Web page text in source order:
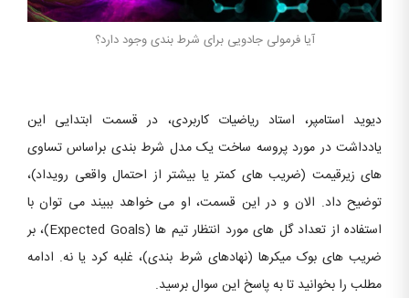
آیا فرمولی جادویی برای شرط بندی وجود دارد؟
دیوید استامپر، استاد ریاضیات کاربردی، در قسمت ابتدایی این
یادداشت در مورد پروسه ساخت یک مدل شرط بندی براساس تساوی
های زیرقیمت (ضریب های کمتر یا بیشتر از احتمال واقعی رویداد)،
توضیح داد. الان و در این قسمت، او می خواهد ببیند می توان با
استفاده از تعداد گل های مورد انتظار تیم ها (Expected Goals)، بر
ضریب های بوک میکرها (نهادهای شرط بندی)، غلبه کرد یا نه. ادامه
مطلب را بخوانید تا به پاسخ این سوال برسید.